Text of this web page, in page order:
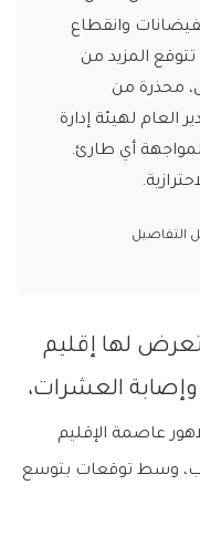
بسبب الفيضانات وانقطاع
تتوقع المزيد من
محذرة من
العام لهيئة إدارة
أي طارئ.
التفاصيل
لها إقليم
العشرات،
عاصمة الإقليم
وسط توقعات بتوسع